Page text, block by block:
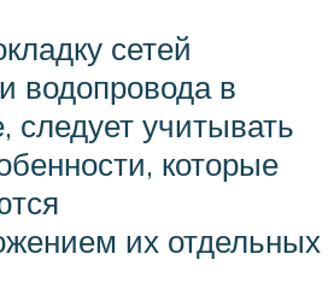
сетей
водопровода в
следует учитывать
которые
их отдельных